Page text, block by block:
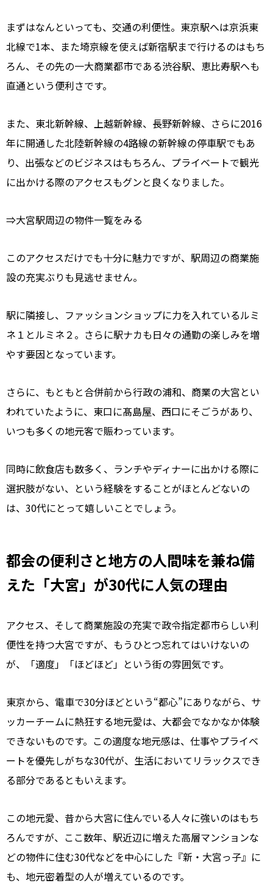
まずはなんといっても、交通の利便性。東京駅へは京浜東
北線で1本、また埼京線を使えば新宿駅まで行けるのはもち
ろん、その先の一大商業都市である渋谷駅、恵比寿駅へも
直通という便利さです。
また、東北新幹線、上越新幹線、長野新幹線、さらに2016
年に開通した北陸新幹線の4路線の新幹線の停車駅でもあ
り、出張などのビジネスはもちろん、プライベートで観光
に出かける際のアクセスもグンと良くなりました。
⇒大宮駅周辺の物件一覧をみる
このアクセスだけでも十分に魅力ですが、駅周辺の商業施
設の充実ぶりも見逃せません。
駅に隣接し、ファッションショップに力を入れているルミ
ネ１とルミネ２。さらに駅ナカも日々の通勤の楽しみを増
やす要因となっています。
さらに、もともと合併前から行政の浦和、商業の大宮とい
われていたように、東口に髙島屋、西口にそごうがあり、
いつも多くの地元客で賑わっています。
同時に飲食店も数多く、ランチやディナーに出かける際に
選択肢がない、という経験をすることがほとんどないの
は、30代にとって嬉しいことでしょう。
都会の便利さと地方の人間味を兼ね備
えた「大宮」が30代に人気の理由
アクセス、そして商業施設の充実で政令指定都市らしい利
便性を持つ大宮ですが、もうひとつ忘れてはいけないの
が、「適度」「ほどほど」という街の雰囲気です。
東京から、電車で30分ほどという“都心”にありながら、サ
ッカーチームに熱狂する地元愛は、大都会でなかなか体験
できないものです。この適度な地元感は、仕事やプライベ
ートを優先しがちな30代が、生活においてリラックスでき
る部分であるともいえます。
この地元愛、昔から大宮に住んでいる人々に強いのはもち
ろんですが、ここ数年、駅近辺に増えた高層マンションな
どの物件に住む30代などを中心にした『新・大宮っ子』に
も、地元密着型の人が増えているのです。